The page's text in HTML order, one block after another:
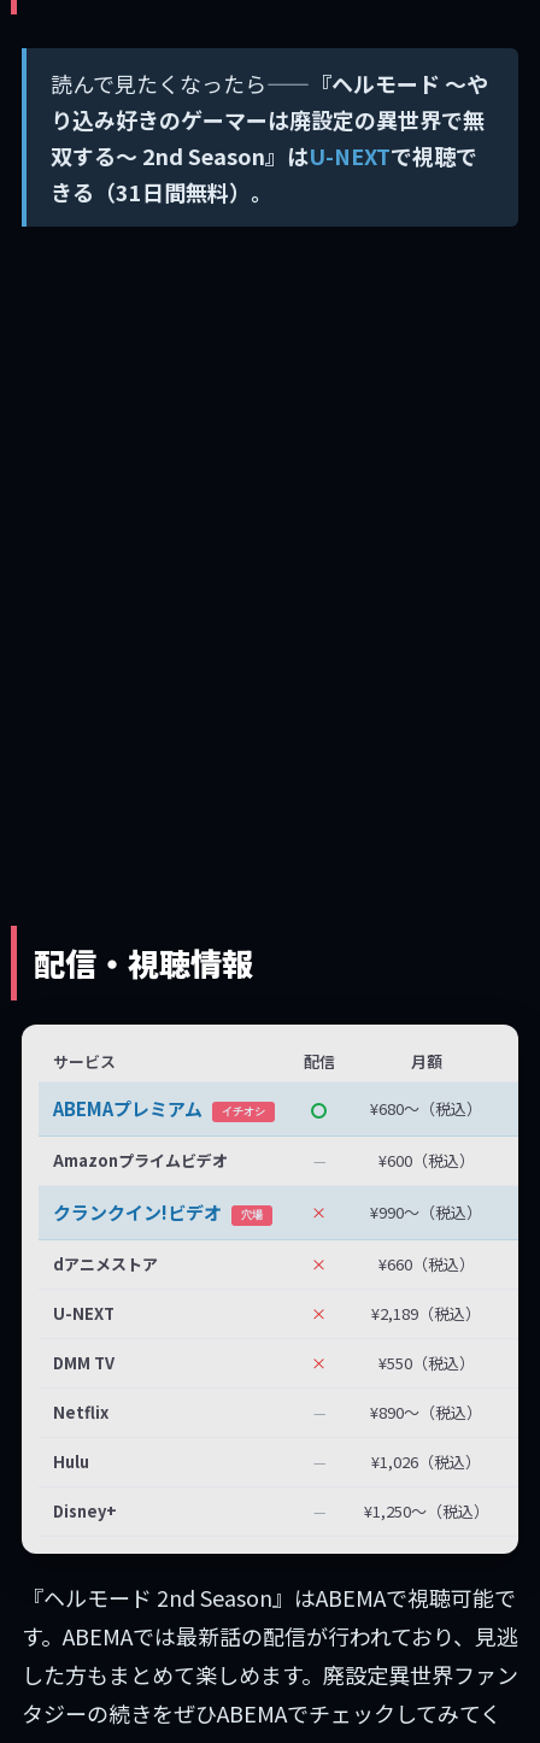
読んで見たくなったら—— 『ヘルモード ～や
り込み好きのゲーマーは廃設定の異世界で無
双する～ 2nd Season』はU-NEXTで視聴で
きる（31日間無料）。
配信・視聴情報
サービス 配信 月額
ABEMAプレミアム イチオシ ¥680〜（税込）
Amazonプライムビデオ — ¥600（税込）
クランクイン!ビデオ 穴場 × ¥990〜（税込）
dアニメストア × ¥660（税込）
U-NEXT × ¥2,189（税込）
DMM TV × ¥550（税込）
Netflix — ¥890〜（税込）
Hulu — ¥1,026（税込）
Disney+ — ¥1,250〜（税込）
『ヘルモード 2nd Season』はABEMAで視聴可能で
す。ABEMAでは最新話の配信が行われており、見逃
した方もまとめて楽しめます。廃設定異世界ファン
タジーの続きをぜひABEMAでチェックしてみてく